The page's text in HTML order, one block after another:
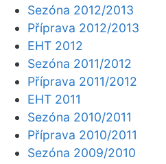
Sezóna 2012/2013
Příprava 2012/2013
EHT 2012
Sezóna 2011/2012
Příprava 2011/2012
EHT 2011
Sezóna 2010/2011
Příprava 2010/2011
Sezóna 2009/2010